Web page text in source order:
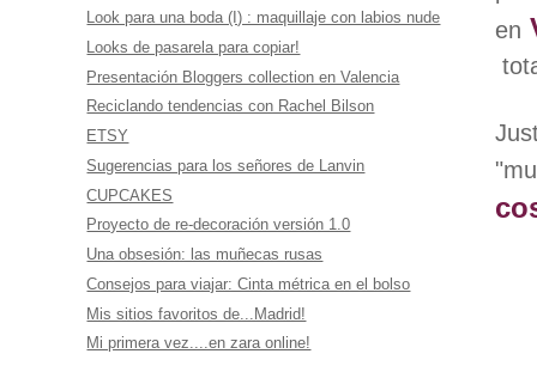
en
Look para una boda (I) : maquillaje con labios nude
Looks de pasarela para copiar!
Presentación Bloggers collection en Valencia
Reciclando tendencias con Rachel Bilson
ETSY
Sugerencias para los señores de Lanvin
CUPCAKES
Proyecto de re-decoración versión 1.0
Una obsesión: las muñecas rusas
Consejos para viajar: Cinta métrica en el bolso
Mis sitios favoritos de...Madrid!
Mi primera vez....en zara online!